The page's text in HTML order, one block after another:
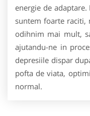
energie de
suntem foarte raciti,
odihnim mai mult,
ajutandu-ne in
depresiile dispar
pofta de viata,
normal.